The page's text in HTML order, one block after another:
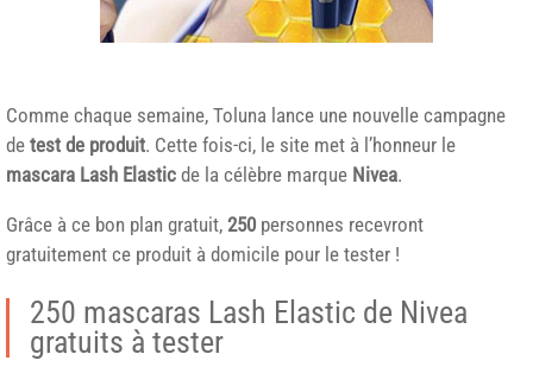
Comme chaque semaine, Toluna lance une nouvelle campagne
de test de produit. Cette fois-ci, le site met à l’honneur le
mascara Lash Elastic de la célèbre marque Nivea.
Grâce à ce bon plan gratuit, 250 personnes recevront
gratuitement ce produit à domicile pour le tester !
250 mascaras Lash Elastic de Nivea
gratuits à tester